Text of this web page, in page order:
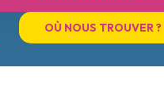
OÙ NOUS TROUVER ?